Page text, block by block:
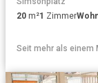
20 m²1 Zimmer
Seit mehr als einem